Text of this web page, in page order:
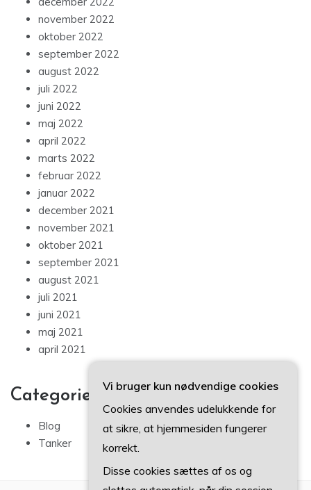
november 2022
oktober 2022
september 2022
august 2022
juli 2022
juni 2022
maj 2022
april 2022
marts 2022
februar 2022
januar 2022
december 2021
november 2021
oktober 2021
september 2021
august 2021
juli 2021
juni 2021
maj 2021
april 2021
Categories
Blog
Tanker
Vi bruger kun nødvendige cookies
Cookies anvendes udelukkende for
at sikre, at hjemmesiden fungerer
korrekt.
Disse cookies sættes af os og